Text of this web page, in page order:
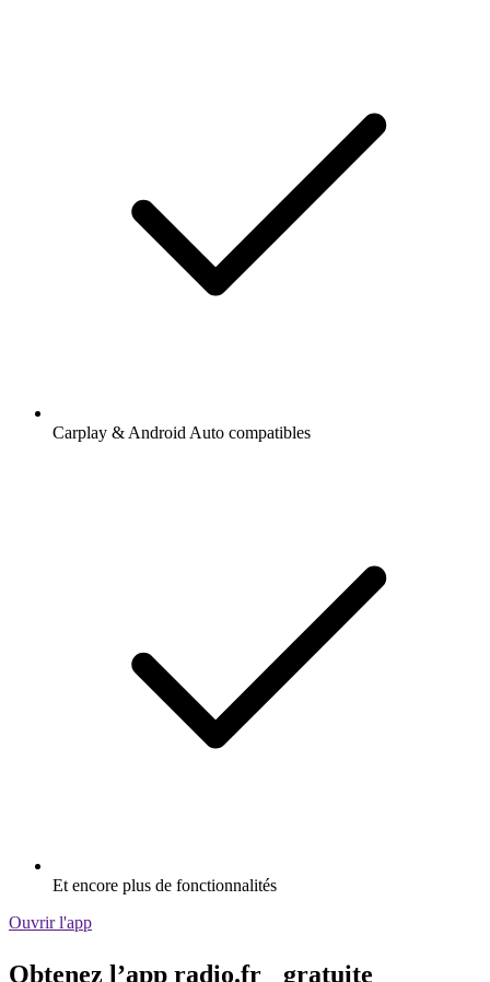
Carplay & Android Auto compatibles
Et encore plus de fonctionnalités
Ouvrir l'app
Obtenez l’app radio.fr gratuite